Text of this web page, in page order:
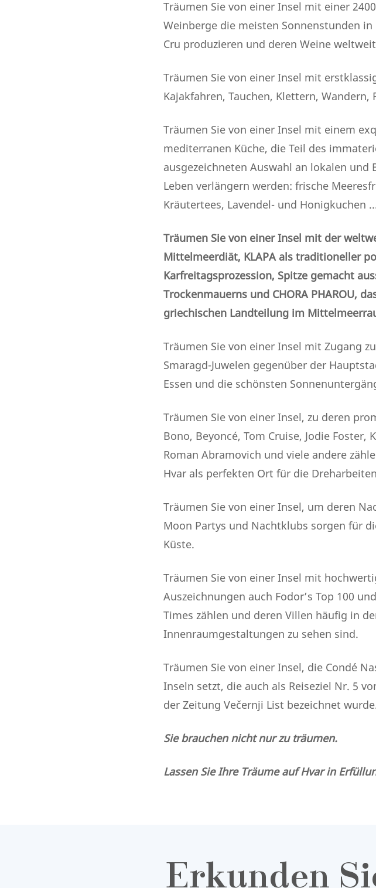
Träumen Sie von einer Insel mit einer
Weinberge die meisten Sonnenstunden
Cru produzieren und deren Weine
Träumen Sie von einer Insel mit
Kajakfahren, Tauchen, Klettern, Wandern,
Träumen Sie von einer Insel mit einem
mediterranen Küche, die Teil des
ausgezeichneten Auswahl an lokalen
Leben verlängern werden: frische
Kräutertees, Lavendel- und Honigkuchen
Träumen Sie von einer Insel mit der
Mittelmeerdiät, KLAPA als traditioneller
Karfreitagsprozession, Spitze gemacht
Trockenmauerns und CHORA PHAROU,
griechischen Landteilung im
Träumen Sie von einer Insel mit Zugang
Smaragd-Juwelen gegenüber der
Essen und die schönsten
Träumen Sie von einer Insel, zu deren
Bono, Beyoncé, Tom Cruise, Jodie
Roman Abramovich und viele andere
Hvar als perfekten Ort für die
Träumen Sie von einer Insel, um deren
Moon Partys und Nachtklubs sorgen für
Küste.
Träumen Sie von einer Insel mit
Auszeichnungen auch Fodor’s Top 100
Times zählen und deren Villen häufig in
Innenraumgestaltungen zu sehen sind.
Träumen Sie von einer Insel, die Condé
Inseln setzt, die auch als Reiseziel Nr. 5
der Zeitung Večernji List bezeichnet
Sie brauchen nicht nur zu träumen.
Lassen Sie Ihre Träume auf Hvar in
Erkunden